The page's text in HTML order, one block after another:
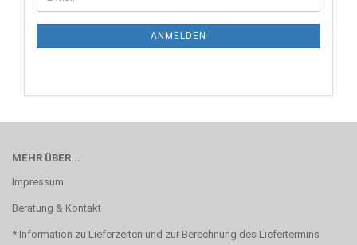
Mail
ANMELDEN
MEHR ÜBER...
Impressum
Beratung & Kontakt
* Information zu Lieferzeiten und zur Berechnung des Liefertermins